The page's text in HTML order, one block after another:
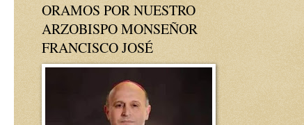
ORAMOS POR NUESTRO
ARZOBISPO MONSEÑOR
FRANCISCO JOSÉ